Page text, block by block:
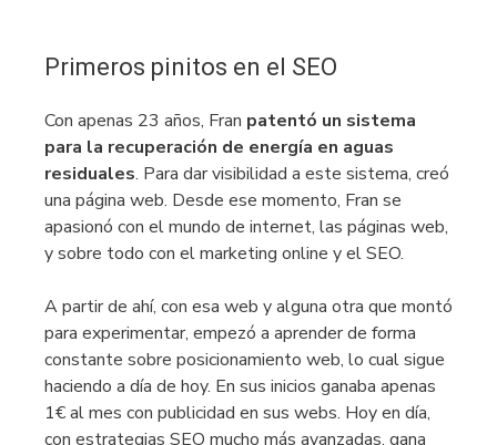
Primeros pinitos en el SEO
Con apenas 23 años, Fran patentó un sistema
para la recuperación de energía en aguas
residuales. Para dar visibilidad a este sistema, creó
una página web. Desde ese momento, Fran se
apasionó con el mundo de internet, las páginas web,
y sobre todo con el marketing online y el SEO.
A partir de ahí, con esa web y alguna otra que montó
para experimentar, empezó a aprender de forma
constante sobre posicionamiento web, lo cual sigue
haciendo a día de hoy. En sus inicios ganaba apenas
1€ al mes con publicidad en sus webs. Hoy en día,
con estrategias SEO mucho más avanzadas, gana